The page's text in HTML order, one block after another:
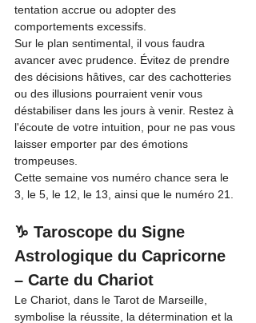
tentation accrue ou adopter des
comportements excessifs.
Sur le plan sentimental, il vous faudra
avancer avec prudence. Évitez de prendre
des décisions hâtives, car des cachotteries
ou des illusions pourraient venir vous
déstabiliser dans les jours à venir. Restez à
l'écoute de votre intuition, pour ne pas vous
laisser emporter par des émotions
trompeuses.
Cette semaine vos numéro chance sera le
3, le 5, le 12, le 13, ainsi que le numéro 21.
♑ Taroscope du Signe
Astrologique du Capricorne
– Carte du Chariot
Le Chariot, dans le Tarot de Marseille,
symbolise la réussite, la détermination et la